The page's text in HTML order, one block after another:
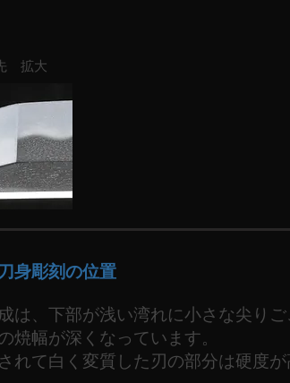
拡大
身彫刻の位置
は、下部が浅い湾れに小さな尖り
焼幅が深くなっています。
れて白く変質した刃の部分は硬度